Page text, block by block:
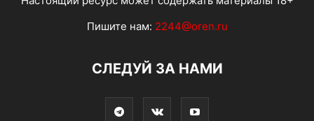
Пишите нам: 2244@oren.ru
СЛЕДУЙ ЗА НАМИ